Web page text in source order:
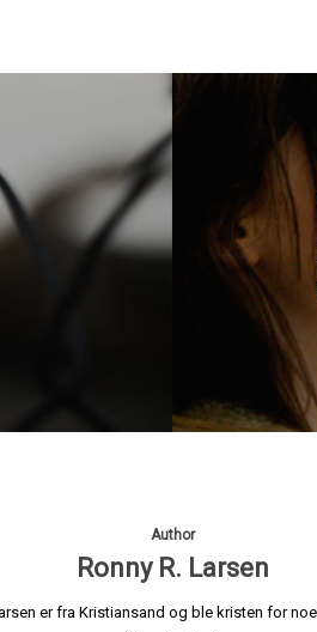
Author
Ronny R. Larsen
er fra Kristiansand og ble kristen for